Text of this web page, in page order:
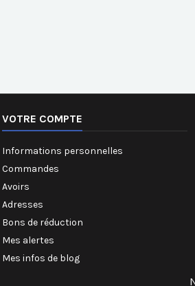
VOTRE COMPTE
Informations personnelles
Commandes
Avoirs
Adresses
Bons de réduction
Mes alertes
Mes infos de blog